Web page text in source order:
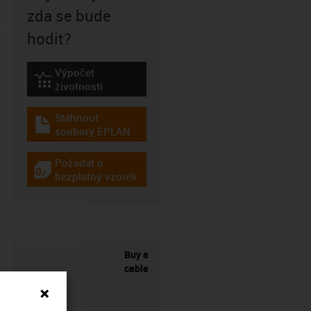
zda se bude
hodit?
igus-icon-lebensdauerrechner
Výpočet
životnosti
igus-icon-download-plan
Stáhnout
soubory EPLAN
igus-icon-gratismuster
Požádat o
bezplatný vzorek
Buy a
cable